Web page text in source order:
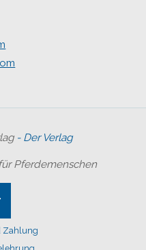
- Der Verlag
Pferdemenschen
Zahlung